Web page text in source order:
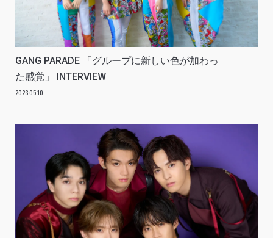
GANG PARADE 「グループに新しい色が加わっ
た感覚」 INTERVIEW
2023.05.10